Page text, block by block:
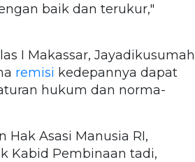
baik dan terukur,"
I Makassar, Jayadikusumah
remisi kedepannya dapat
hukum dan norma-
Asasi Manusia RI,
Kabid Pembinaan tadi,